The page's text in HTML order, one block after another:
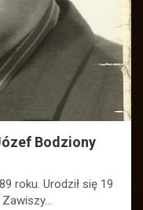
Bodziony
roku. Urodził się 19